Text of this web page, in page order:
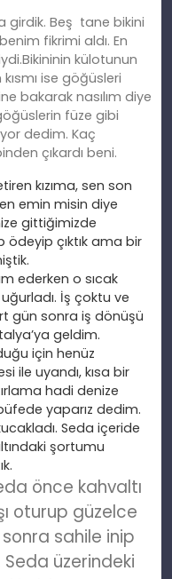
girdik. Beş tane bikini
fikrimi aldı. En
külotunun
ise göğüsleri
bakarak nasılım diye
füze gibi
dedim. Kaç
çıkardı beni.
kızıma, sen son
emin misin diye
gittiğimizde
çıktık ama bir
ederken o sıcak
İş çoktu ve
gün sonra iş dönüşü
geldim.
için henüz
ile uyandı, kısa bir
hadi denize
yaparız dedim.
Seda içeride
şortumu
önce kahvaltı
oturup güzelce
sonra sahile inip
üzerindeki